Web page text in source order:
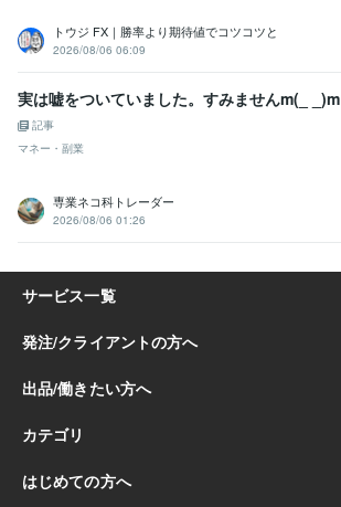
トウジ FX｜勝率より期待値でコツコツと
2026/08/06 06:09
実は嘘をついていました。すみませんm(_ _)m
記事
マネー・副業
専業ネコ科トレーダー
2026/08/06 01:26